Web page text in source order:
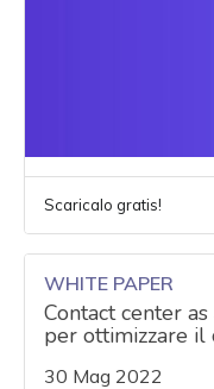
Scaricalo gratis!
WHITE PAPER
Contact center
per ottimizzare il
30 Mag 2022